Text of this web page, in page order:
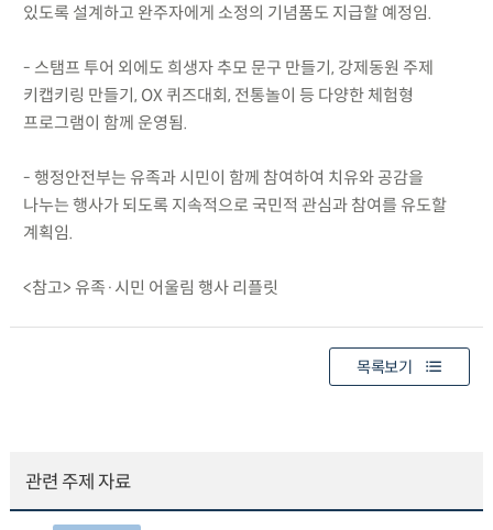
있도록 설계하고 완주자에게 소정의 기념품도 지급할 예정임.
- 스탬프 투어 외에도 희생자 추모 문구 만들기, 강제동원 주제
키캡키링 만들기, OX 퀴즈대회, 전통놀이 등 다양한 체험형
프로그램이 함께 운영됨.
- 행정안전부는 유족과 시민이 함께 참여하여 치유와 공감을
나누는 행사가 되도록 지속적으로 국민적 관심과 참여를 유도할
계획임.
<참고> 유족·시민 어울림 행사 리플릿
목록보기
관련 주제 자료